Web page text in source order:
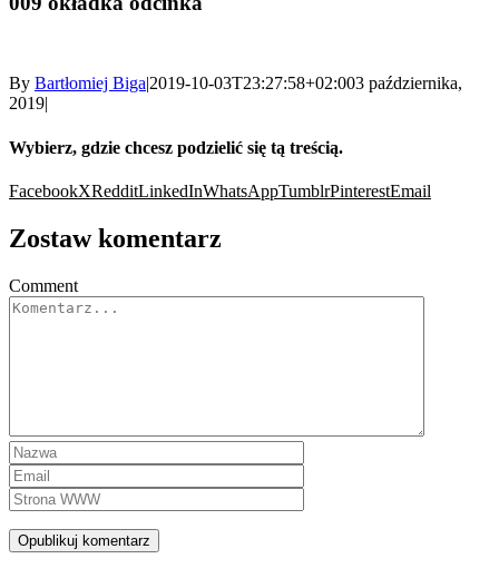
By Bartłomiej Biga|2019-10-03T23:27:58+02:003 października,
2019|
Wybierz, gdzie chcesz podzielić się tą treścią.
FacebookXRedditLinkedInWhatsAppTumblrPinterestEmail
Zostaw komentarz
Comment